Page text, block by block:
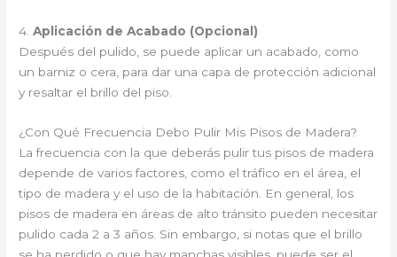
4.Aplicación de Acabado (Opcional)
Después del pulido, se puede aplicar un acabado, como
un barniz o cera, para dar una capa de protección adicional
y resaltar el brillo del piso.
¿Con Qué Frecuencia Debo Pulir Mis Pisos de Madera?
La frecuencia con la que deberás pulir tus pisos de madera
depende de varios factores, como el tráfico en el área, el
tipo de madera y el uso de la habitación. En general, los
pisos de madera en áreas de alto tránsito pueden necesitar
pulido cada 2 a 3 años. Sin embargo, si notas que el brillo